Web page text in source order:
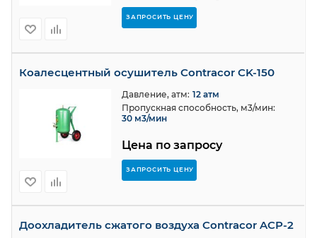
ЗАПРОСИТЬ ЦЕНУ
Коалесцентный осушитель Contracor CK-150
Цена по запросу
ЗАПРОСИТЬ ЦЕНУ
Давление, атм: 12 атм
Пропускная способность, м3/мин:
30 м3/мин
Доохладитель сжатого воздуха Contracor ACP-2